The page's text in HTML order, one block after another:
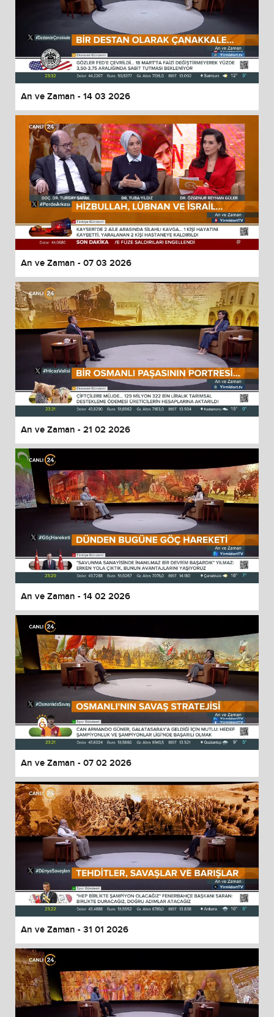
An ve Zaman - 14 03 2026
An ve Zaman - 07 03 2026
An ve Zaman - 21 02 2026
An ve Zaman - 14 02 2026
An ve Zaman - 07 02 2026
An ve Zaman - 31 01 2026